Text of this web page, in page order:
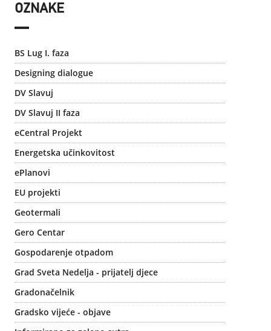
OZNAKE
BS Lug I. faza
Designing dialogue
DV Slavuj
DV Slavuj II faza
eCentral Projekt
Energetska učinkovitost
ePlanovi
EU projekti
Geotermali
Gero Centar
Gospodarenje otpadom
Grad Sveta Nedelja - prijatelj djece
Gradonačelnik
Gradsko vijeće - objave